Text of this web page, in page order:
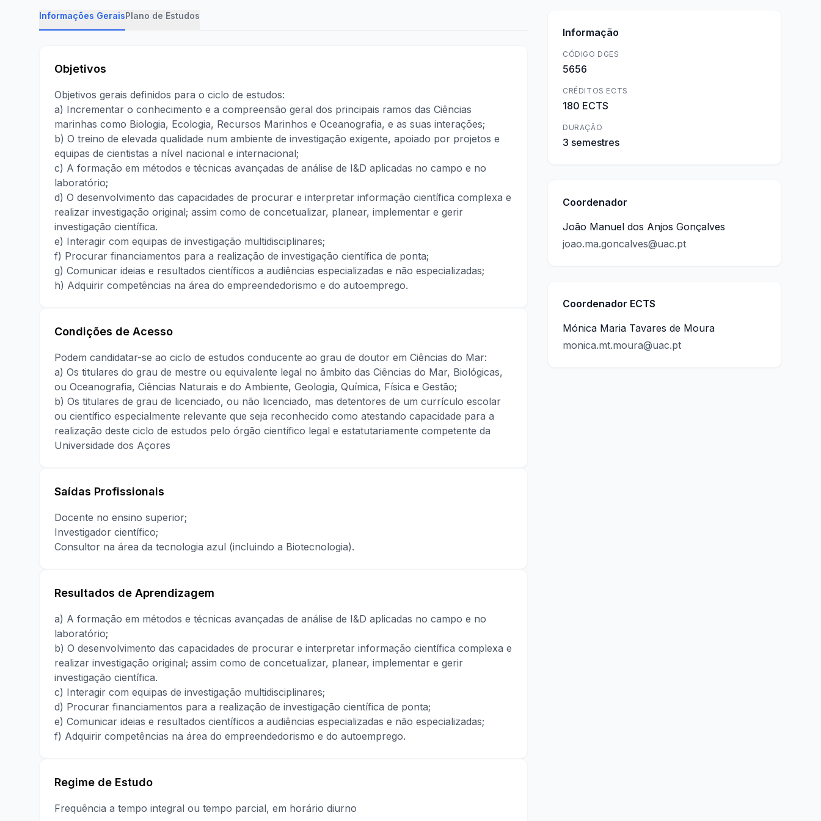
Informações GeraisPlano de Estudos
Objetivos
Objetivos gerais definidos para o ciclo de estudos:
a) Incrementar o conhecimento e a compreensão geral dos principais ramos das Ciências
marinhas como Biologia, Ecologia, Recursos Marinhos e Oceanografia, e as suas interações;
b) O treino de elevada qualidade num ambiente de investigação exigente, apoiado por projetos e
equipas de cientistas a nível nacional e internacional;
c) A formação em métodos e técnicas avançadas de análise de I&D aplicadas no campo e no
laboratório;
d) O desenvolvimento das capacidades de procurar e interpretar informação científica complexa e
realizar investigação original; assim como de concetualizar, planear, implementar e gerir
investigação científica.
e) Interagir com equipas de investigação multidisciplinares;
f) Procurar financiamentos para a realização de investigação científica de ponta;
g) Comunicar ideias e resultados científicos a audiências especializadas e não especializadas;
h) Adquirir competências na área do empreendedorismo e do autoemprego.
Condições de Acesso
Podem candidatar-se ao ciclo de estudos conducente ao grau de doutor em Ciências do Mar:
a) Os titulares do grau de mestre ou equivalente legal no âmbito das Ciências do Mar, Biológicas,
ou Oceanografia, Ciências Naturais e do Ambiente, Geologia, Química, Física e Gestão;
b) Os titulares de grau de licenciado, ou não licenciado, mas detentores de um currículo escolar
ou científico especialmente relevante que seja reconhecido como atestando capacidade para a
realização deste ciclo de estudos pelo órgão científico legal e estatutariamente competente da
Universidade dos Açores
Saídas Profissionais
Docente no ensino superior;
Investigador científico;
Consultor na área da tecnologia azul (incluindo a Biotecnologia).
Resultados de Aprendizagem
a) A formação em métodos e técnicas avançadas de análise de I&D aplicadas no campo e no
laboratório;
b) O desenvolvimento das capacidades de procurar e interpretar informação científica complexa e
realizar investigação original; assim como de concetualizar, planear, implementar e gerir
investigação científica.
c) Interagir com equipas de investigação multidisciplinares;
d) Procurar financiamentos para a realização de investigação científica de ponta;
e) Comunicar ideias e resultados científicos a audiências especializadas e não especializadas;
f) Adquirir competências na área do empreendedorismo e do autoemprego.
Regime de Estudo
Frequência a tempo integral ou tempo parcial, em horário diurno
Informação
CÓDIGO DGES
5656
CRÉDITOS ECTS
180 ECTS
DURAÇÃO
3 semestres
Coordenador
João Manuel dos Anjos Gonçalves
joao.ma.goncalves@uac.pt
Coordenador ECTS
Mónica Maria Tavares de Moura
monica.mt.moura@uac.pt